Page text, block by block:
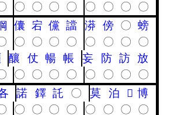
〇 〇 〇 〇 〇 〇 〇
〇
儾 宕 儻 譡 漭 傍 〇 螃
〇 〇 〇 〇 〇 〇 〇
〇
釀 仗 暢 帳 妄 防 訪
放
〇 〇 〇 〇 〇 〇 〇
〇
諾 鐸 託 〇 莫 泊 𩔈 博
〇 〇 〇 〇 〇 〇 〇
〇